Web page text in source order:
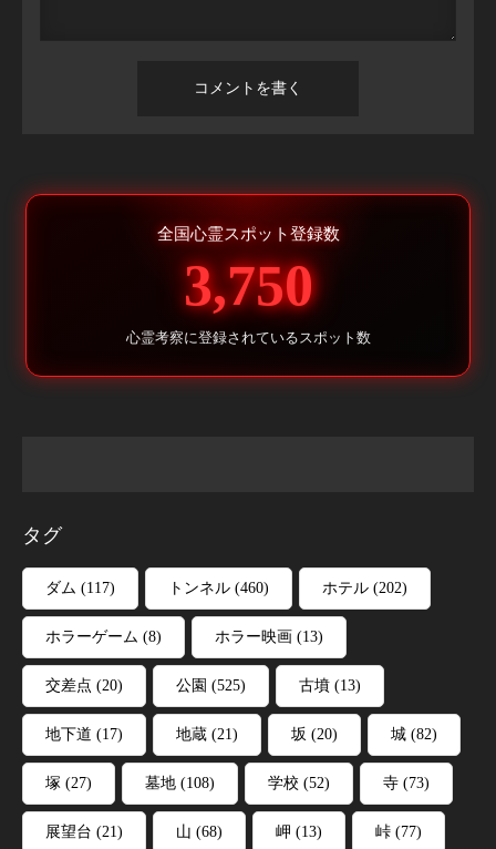
全国心霊スポット登録数
3,750
心霊考察に登録されているスポット数
タグ
ダム (117) トンネル (460) ホテル (202)
ホラーゲーム (8) ホラー映画 (13)
交差点 (20) 公園 (525) 古墳 (13)
地下道 (17) 地蔵 (21) 坂 (20) 城 (82)
塚 (27) 墓地 (108) 学校 (52) 寺 (73)
展望台 (21) 山 (68) 岬 (13) 峠 (77)